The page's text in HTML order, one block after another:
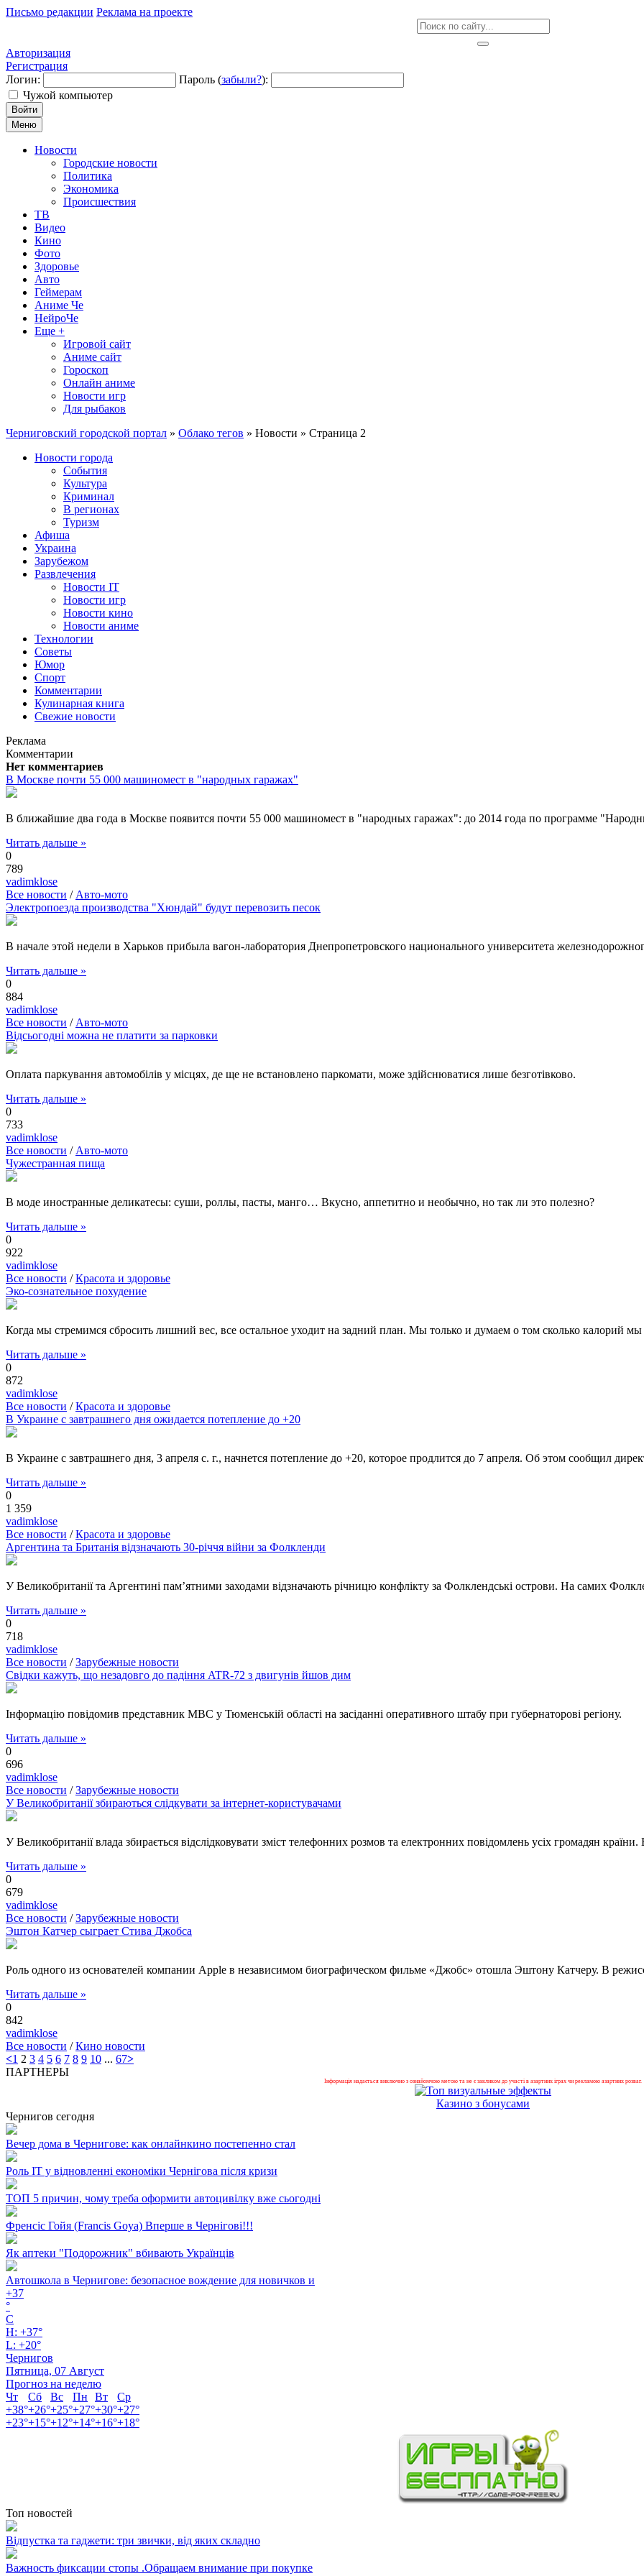
Письмо редакции Реклама на проекте
Авторизация
Регистрация
Логин:
Пароль (забыли?):
Чужой компьютер
Войти
Меню
Новости
Городские новости
Политика
Экономика
Происшествия
ТВ
Видео
Кино
Фото
Здоровье
Авто
Геймерам
Аниме Че
НейроЧе
Еще +
Игровой сайт
Аниме сайт
Гороскоп
Онлайн аниме
Новости игр
Для рыбаков
Черниговский городской портал » Облако тегов » Новости » Страница 2
Новости города
События
Культура
Криминал
В регионах
Туризм
Афиша
Украина
Зарубежом
Развлечения
Новости IT
Новости игр
Новости кино
Новости аниме
Технологии
Советы
Юмор
Спорт
Комментарии
Кулинарная книга
Свежие новости
Реклама
Комментарии
Нет комментариев
В Москве почти 55 000 машиномест в "народных гаражах"
В ближайшие два года в Москве появится почти 55 000 машиномест в "народных гаражах": до 2014 года по программе
Читать дальше »
0
789
vadimklose
Все новости / Авто-мото
Электропоезда производства "Хюндай" будут перевозить песок
В начале этой недели в Харьков прибыла вагон-лаборатория Днепропетровского национального университета
Читать дальше »
0
884
vadimklose
Все новости / Авто-мото
Відсьогодні можна не платити за парковки
Оплата паркування автомобілів у місцях, де ще не встановлено паркомати, може здійснюватися лише безготівково.
Читать дальше »
0
733
vadimklose
Все новости / Авто-мото
Чужестранная пища
В моде иностранные деликатесы: суши, роллы, пасты, манго… Вкусно, аппетитно и необычно, но так ли это полезно?
Читать дальше »
0
922
vadimklose
Все новости /Красота и здоровье
Эко-сознательное похудение
Когда мы стремимся сбросить лишний вес, все остальное уходит на задний план. Мы только и думаем о том сколько калорий мы
Читать дальше »
0
872
vadimklose
Все новости /Красота и здоровье
В Украине с завтрашнего дня ожидается потепление до +20
В Украине с завтрашнего дня, 3 апреля с. г., начнется потепление до +20, которое продлится до 7 апреля. Об этом сообщил
Читать дальше »
0
1 359
vadimklose
Все новости /Красота и здоровье
Аргентина та Британія відзначають 30-річчя війни за Фолкленди
У Великобританії та Аргентині пам’ятними заходами відзначають річницю конфлікту за Фолклендські острови. На самих
Читать дальше »
0
718
vadimklose
Все новости /Зарубежные новости
Свідки кажуть, що незадовго до падіння ATR-72 з двигунів йшов дим
Інформацію повідомив представник МВС у Тюменській області на засіданні оперативного штабу при губернаторові регіону.
Читать дальше »
0
696
vadimklose
Все новости /Зарубежные новости
У Великобританії збираються слідкувати за інтернет-користувачами
У Великобританії влада збирається відслідковувати зміст телефонних розмов та електронних повідомлень усіх громадян країни.
Читать дальше »
0
679
vadimklose
Все новости /Зарубежные новости
Эштон Катчер сыграет Стива Джобса
Роль одного из основателей компании Apple в независимом биографическом фильме «Джобс» отошла Эштону Катчеру. В
Читать дальше »
0
842
vadimklose
Все новости /Кино новости
<1 2 3 4 5 6 7 8 9 10 ... 67>
ПАРТНЕРЫ
Інформація надається виключно з ознайомчою метою та не є закликом до участі в азартних іграх чи рекламою азартних розваг.
Казино з бонусами
Чернигов сегодня
Вечер дома в Чернигове: как онлайнкино постепенно стал
Роль ІТ у відновленні економіки Чернігова після кризи
ТОП 5 причин, чому треба оформити автоцивілку вже сьогодні
Френсіс Гойя (Francis Goya) Вперше в Чернігові!!!
Як аптеки "Подорожник" вбивають Українців
Автошкола в Чернигове: безопасное вождение для новичков и
+37
°
C
H: +37°
L: +20°
Чернигов
Пятница, 07 Август
Прогноз на неделю
Чт
Сб Вс Пн Вт
Ср
+38°+26°+25°+27°+30°+27°
+23°+15°+12°+14°+16°+18°
Топ новостей
Відпустка та гаджети: три звички, від яких складно
Важность фиксации стопы .Обращаем внимание при покупке